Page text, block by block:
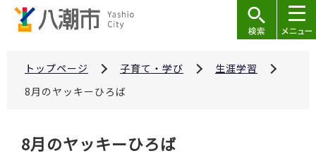
トップページ 子育て・学び
生涯学習
8月のヤッキーひろば
8月のヤッキーひろば